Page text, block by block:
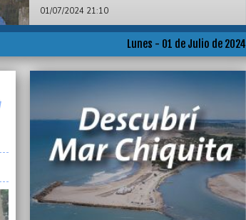
Montenegro decretó el descuento del día a los
“Hay una necesidad urgente de un rediseño
integral del sistema de transporte”, reclamó el
Congreso Vecinal de General Pueyrredon
01/07/2024 18:56
Kicillof recordó a Perón y aseguró que “la
alternativa se llama peronismo”
01/07/2024 17:30
La Justicia de Garantías ordenó trasladar a
José Luis Segovia a la cárcel de Batán
Lunes - 01 de Julio de 2024